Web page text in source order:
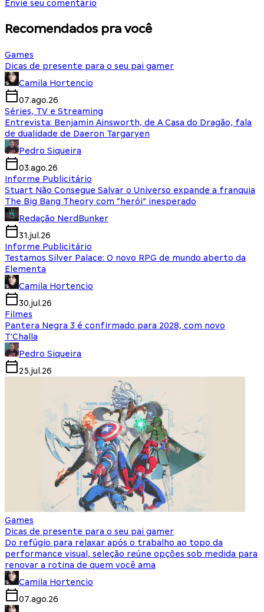
Envie seu comentário
Recomendados pra você
Games
Dicas de presente para o seu pai gamer
Camila Hortencio
07.ago.26
Séries, TV e Streaming
Entrevista: Benjamin Ainsworth, de A Casa do Dragão, fala
de dualidade de Daeron Targaryen
Pedro Siqueira
03.ago.26
Informe Publicitário
Stuart Não Consegue Salvar o Universo expande a franquia
The Big Bang Theory com “herói” inesperado
Redação NerdBunker
31.jul.26
Informe Publicitário
Testamos Silver Palace: O novo RPG de mundo aberto da
Elementa
Camila Hortencio
30.jul.26
Filmes
Pantera Negra 3 é confirmado para 2028, com novo
T'Challa
Pedro Siqueira
25.jul.26
Games
Dicas de presente para o seu pai gamer
Do refúgio para relaxar após o trabalho ao topo da
performance visual, seleção reúne opções sob medida para
renovar a rotina de quem você ama
Camila Hortencio
07.ago.26